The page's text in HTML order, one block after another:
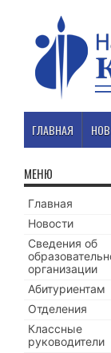
ГЛАВНАЯ
МЕНЮ
Главная
Новости
Сведения об
организации
Абитуриентам
Отделения
Классные
руководители